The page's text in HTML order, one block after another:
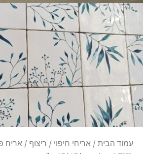
עמוד הבית / אריחי חיפוי / ריצוף